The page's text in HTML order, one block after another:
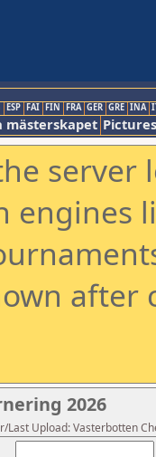
ESP FAI FIN FRA GER GRE INA
mästerskapet Pictures
engines
2026
Upload: Vasterbotten